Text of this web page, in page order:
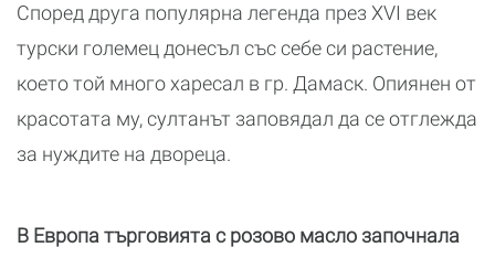
Според друга популярна легенда през XVI век
турски големец донесъл със себе си растение,
което той много харесал в гр. Дамаск. Опиянен от
красотата му, султанът заповядал да се отглежда
за нуждите на двореца.
В Европа търговията с розово масло започнала